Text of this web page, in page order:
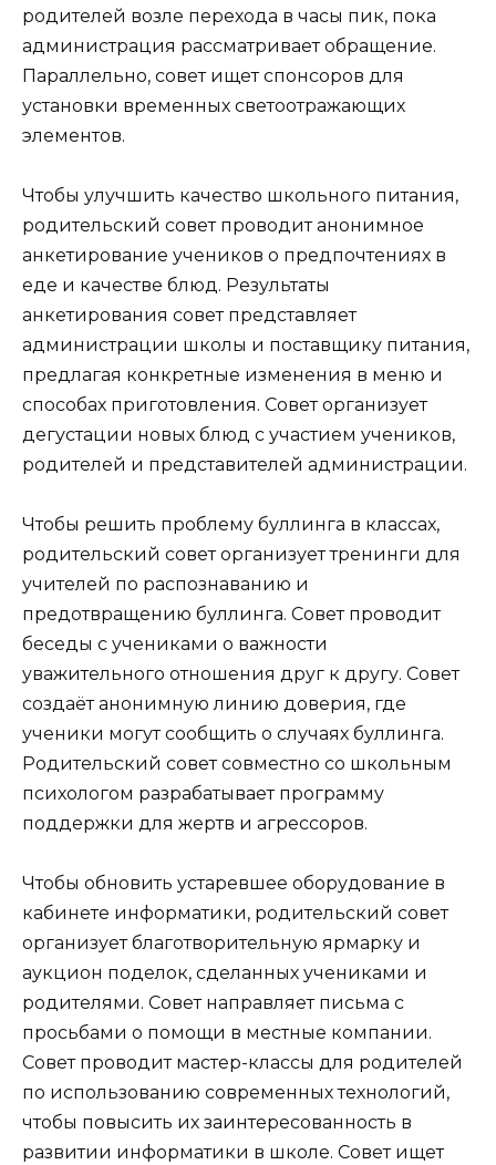
родителей возле перехода в часы пик, пока
администрация рассматривает обращение.
Параллельно, совет ищет спонсоров для
установки временных светоотражающих
элементов.
Чтобы улучшить качество школьного питания,
родительский совет проводит анонимное
анкетирование учеников о предпочтениях в
еде и качестве блюд. Результаты
анкетирования совет представляет
администрации школы и поставщику питания,
предлагая конкретные изменения в меню и
способах приготовления. Совет организует
дегустации новых блюд с участием учеников,
родителей и представителей администрации.
Чтобы решить проблему буллинга в классах,
родительский совет организует тренинги для
учителей по распознаванию и
предотвращению буллинга. Совет проводит
беседы с учениками о важности
уважительного отношения друг к другу. Совет
создаёт анонимную линию доверия, где
ученики могут сообщить о случаях буллинга.
Родительский совет совместно со школьным
психологом разрабатывает программу
поддержки для жертв и агрессоров.
Чтобы обновить устаревшее оборудование в
кабинете информатики, родительский совет
организует благотворительную ярмарку и
аукцион поделок, сделанных учениками и
родителями. Совет направляет письма с
просьбами о помощи в местные компании.
Совет проводит мастер-классы для родителей
по использованию современных технологий,
чтобы повысить их заинтересованность в
развитии информатики в школе. Совет ищет